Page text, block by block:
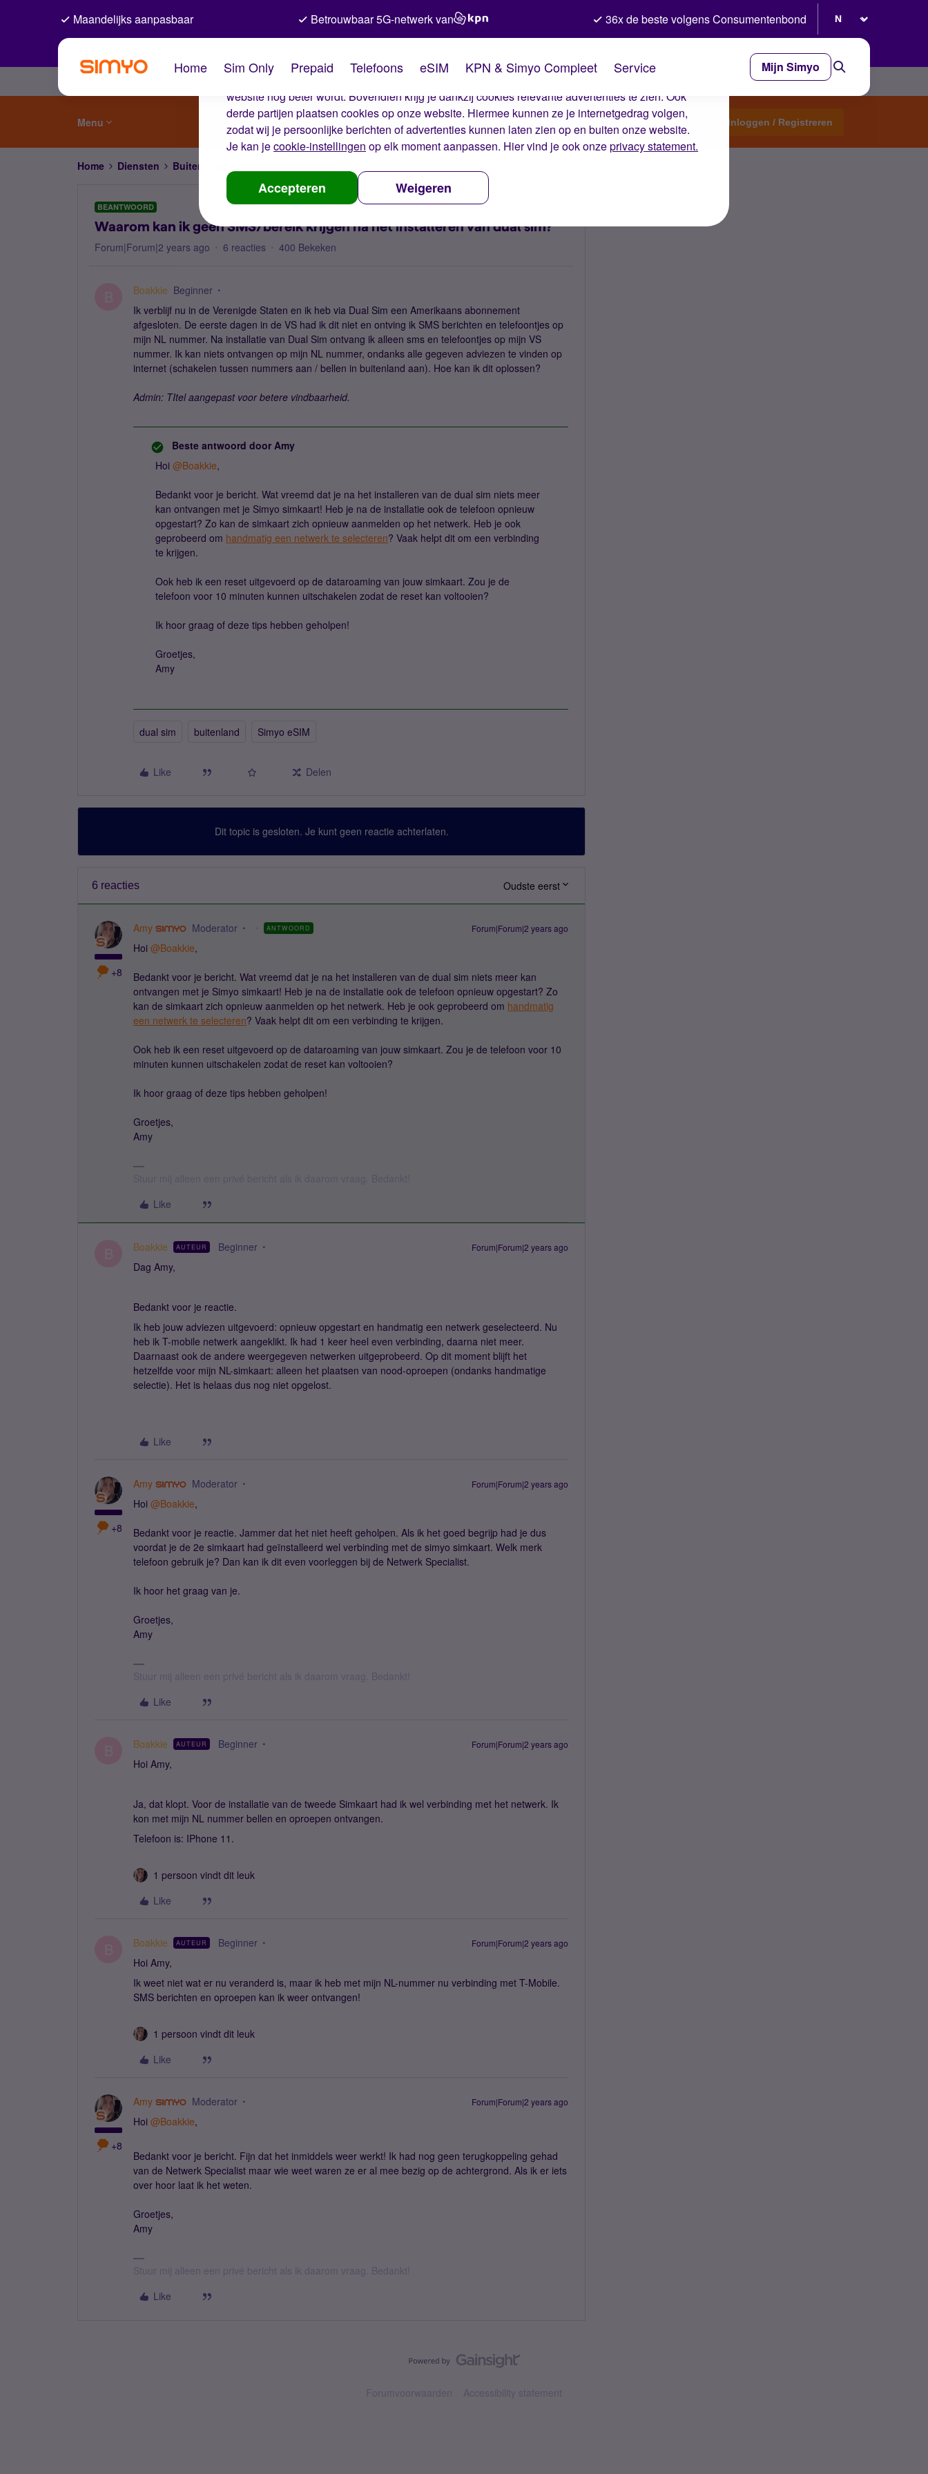
De cookies van Simyo
Wij gebruiken cookies op onze website. Met deze cookies zorgen wij ervoor dat je ervaring op de
website nog beter wordt. Bovendien krijg je dankzij cookies relevante advertenties te zien. Ook
derde partijen plaatsen cookies op onze website. Hiermee kunnen ze je internetgedrag volgen,
zodat wij je persoonlijke berichten of advertenties kunnen laten zien op en buiten onze website.
Je kan jecookie-instellingen op elk moment aanpassen. Hier vind je ook onzeprivacy statement.
Accepteren Weigeren
Maandelijks aanpasbaar Betrouwbaar 5G-netwerk van 36x de beste volgens Consumentenbond
Home Sim Only Prepaid Telefoons eSIM KPN & Simyo Compleet Service Mijn Simyo
Menu Start een topic Inloggen / Registreren
Home Diensten Buitenland
BEANTWOORD
Waarom kan ik geen SMS/bereik krijgen na het installeren van dual sim?
Forum|Forum|2 years ago 6 reacties 400 Bekeken
Boakkie Beginner
Ik verblijf nu in de Verenigde Staten en ik heb via Dual Sim een Amerikaans abonnement
afgesloten. De eerste dagen in de VS had ik dit niet en ontving ik SMS berichten en telefoontjes op
mijn NL nummer. Na installatie van Dual Sim ontvang ik alleen sms en telefoontjes op mijn VS
nummer. Ik kan niets ontvangen op mijn NL nummer, ondanks alle gegeven adviezen te vinden op
internet (schakelen tussen nummers aan / bellen in buitenland aan). Hoe kan ik dit oplossen?
Admin: TItel aangepast voor betere vindbaarheid.
Beste antwoord door Amy
Hoi @Boakkie,
Bedankt voor je bericht. Wat vreemd dat je na het installeren van de dual sim niets meer
kan ontvangen met je Simyo simkaart! Heb je na de installatie ook de telefoon opnieuw
opgestart? Zo kan de simkaart zich opnieuw aanmelden op het netwerk. Heb je ook
geprobeerd om handmatig een netwerk te selecteren? Vaak helpt dit om een verbinding
te krijgen.
Ook heb ik een reset uitgevoerd op de dataroaming van jouw simkaart. Zou je de
telefoon voor 10 minuten kunnen uitschakelen zodat de reset kan voltooien?
Ik hoor graag of deze tips hebben geholpen!
Groetjes,
Amy
dual sim buitenland Simyo eSIM
Like Delen
Dit topic is gesloten. Je kunt geen reactie achterlaten.
6 reacties Oudste eerst
+8
Amy Moderator ANTWOORD Forum|Forum|2 years ago
Hoi @Boakkie,
Bedankt voor je bericht. Wat vreemd dat je na het installeren van de dual sim niets meer kan
ontvangen met je Simyo simkaart! Heb je na de installatie ook de telefoon opnieuw opgestart? Zo
kan de simkaart zich opnieuw aanmelden op het netwerk. Heb je ook geprobeerd om handmatig
een netwerk te selecteren? Vaak helpt dit om een verbinding te krijgen.
Ook heb ik een reset uitgevoerd op de dataroaming van jouw simkaart. Zou je de telefoon voor 10
minuten kunnen uitschakelen zodat de reset kan voltooien?
Ik hoor graag of deze tips hebben geholpen!
Groetjes,
Amy
Like
Boakkie AUTEUR Beginner Forum|Forum|2 years ago
Dag Amy,
Bedankt voor je reactie.
Ik heb jouw adviezen uitgevoerd: opnieuw opgestart en handmatig een netwerk geselecteerd. Nu
heb ik T-mobile netwerk aangeklikt. Ik had 1 keer heel even verbinding, daarna niet meer.
Daarnaast ook de andere weergegeven netwerken uitgeprobeerd. Op dit moment blijft het
hetzelfde voor mijn NL-simkaart: alleen het plaatsen van nood-oproepen (ondanks handmatige
selectie). Het is helaas dus nog niet opgelost.
Like
+8
Amy Moderator Forum|Forum|2 years ago
Hoi @Boakkie,
Bedankt voor je reactie. Jammer dat het niet heeft geholpen. Als ik het goed begrijp had je dus
voordat je de 2e simkaart had geïnstalleerd wel verbinding met de simyo simkaart. Welk merk
telefoon gebruik je? Dan kan ik dit even voorleggen bij de Netwerk Specialist.
Ik hoor het graag van je.
Groetjes,
Amy
Stuur mij alleen een privé bericht als ik daarom vraag. Bedankt!
Like
Boakkie AUTEUR Beginner Forum|Forum|2 years ago
Hoi Amy,
Ja, dat klopt. Voor de installatie van de tweede Simkaart had ik wel verbinding met het netwerk. Ik
kon met mijn NL nummer bellen en oproepen ontvangen.
Telefoon is: IPhone 11.
1 persoon vindt dit leuk
Like
Boakkie AUTEUR Beginner Forum|Forum|2 years ago
Hoi Amy,
Ik weet niet wat er nu veranderd is, maar ik heb met mijn NL-nummer nu verbinding met T-Mobile.
SMS berichten en oproepen kan ik weer ontvangen!
1 persoon vindt dit leuk
Like
+8
Amy Moderator Forum|Forum|2 years ago
Hoi @Boakkie,
Bedankt voor je bericht. Fijn dat het inmiddels weer werkt! Ik had nog geen terugkoppeling gehad
van de Netwerk Specialist maar wie weet waren ze er al mee bezig op de achtergrond. Als ik er iets
over hoor laat ik het weten.
Groetjes,
Amy
Stuur mij alleen een privé bericht als ik daarom vraag. Bedankt!
Like
Forumvoorwaarden Accessibility statement